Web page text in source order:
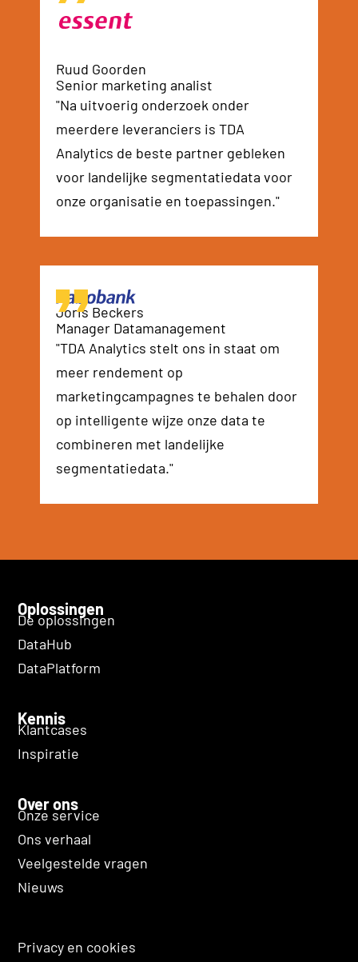
Ruud Goorden
Senior marketing analist
"Na uitvoerig onderzoek onder
meerdere leveranciers is TDA
Analytics de beste partner gebleken
voor landelijke segmentatiedata voor
onze organisatie en toepassingen."
Joris Beckers
Manager Datamanagement
"TDA Analytics stelt ons in staat om
meer rendement op
marketingcampagnes te behalen door
op intelligente wijze onze data te
combineren met landelijke
segmentatiedata."
Oplossingen
De oplossingen
DataHub
DataPlatform
Kennis
Klantcases
Inspiratie
Over ons
Onze service
Ons verhaal
Veelgestelde vragen
Nieuws
Privacy en cookies